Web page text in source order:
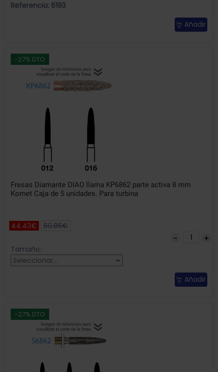
Referencia: 6193
Añadir
-27% DTO
Fresas Diamante DIAO llama KP6862 parte activa 8 mm
Komet Caja de 5 unidades. Para turbina
44.43€ 60.86€
Tamaño:
Añadir
-27% DTO